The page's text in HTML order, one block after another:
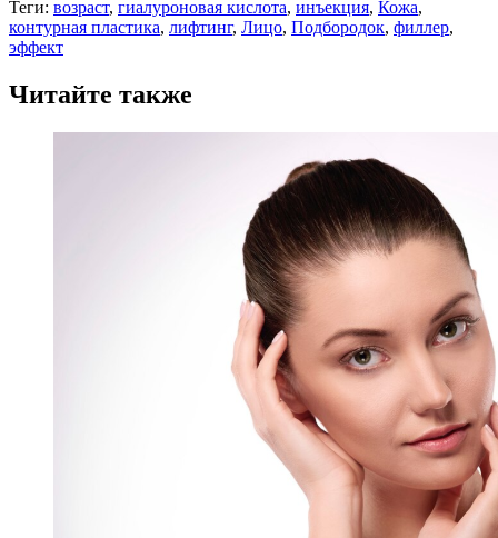
Теги: возраст, гиалуроновая кислота, инъекция, Кожа,
контурная пластика, лифтинг, Лицо, Подбородок, филлер,
эффект
Читайте также